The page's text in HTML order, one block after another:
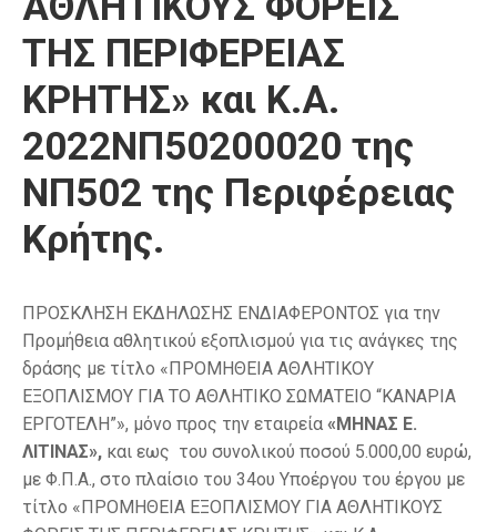
ΤΗΣ ΠΕΡΙΦΕΡΕΙΑΣ
ΚΡΗΤΗΣ» και Κ.Α.
2022ΝΠ50200020 της
ΝΠ502 της Περιφέρειας
Κρήτης.
ΠΡΟΣΚΛΗΣΗ ΕΚΔΗΛΩΣΗΣ ΕΝΔΙΑΦΕΡΟΝΤΟΣ για την
Προμήθεια αθλητικού εξοπλισμού για τις ανάγκες της
δράσης με τίτλο «ΠΡΟΜΗΘΕΙΑ ΑΘΛΗΤΙΚΟΥ
ΕΞΟΠΛΙΣΜΟΥ ΓΙΑ ΤΟ ΑΘΛΗΤΙΚΟ ΣΩΜΑΤΕΙΟ “ΚΑΝΑΡΙΑ
ΕΡΓΟΤΕΛΗ”», μόνο προς την εταιρεία «ΜΗΝΑΣ Ε.
ΛΙΤΙΝΑΣ», και εως του συνολικού ποσού 5.000,00 ευρώ,
με Φ.Π.Α., στο πλαίσιο του 34ου Υποέργου του έργου με
τίτλο «ΠΡΟΜΗΘΕΙΑ ΕΞΟΠΛΙΣΜΟΥ ΓΙΑ ΑΘΛΗΤΙΚΟΥΣ